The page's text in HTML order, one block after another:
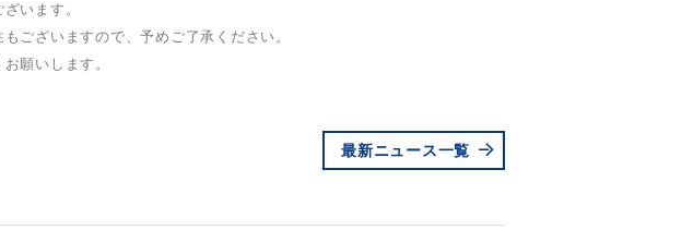
います。
ございますので、予めご了承ください。
願いします。
最新ニュース一覧